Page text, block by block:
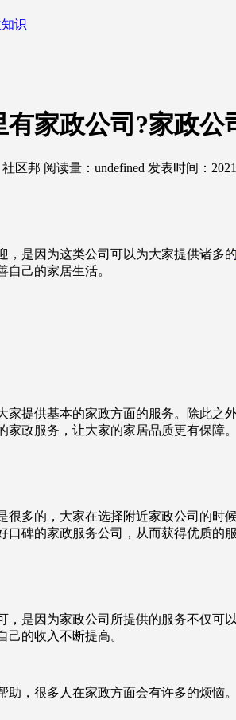
识
家政公司?家政公
区邦 阅读量： undefined 发表时间：
，是因为这类公司可以为大家提供诸多
己的家居生活。
供基本的家政方面的服务。除此之
政服务，让大家的家居品质更有保障。
的，大家在选择附近家政公司的时
碑的家政服务公司，从而获得优质的服
因为家政公司所提供的服务不仅可
的收入不断提高。
很多人在家政方面会有许多的烦恼。